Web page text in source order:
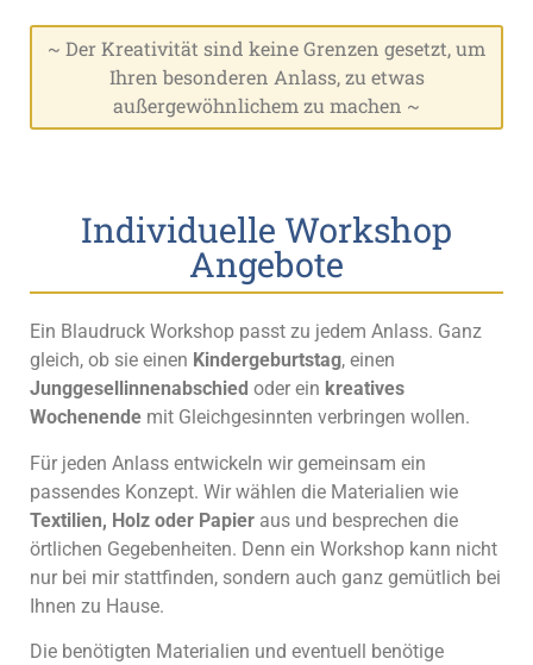
~ Der Kreativität sind keine Grenzen gesetzt, um
Ihren besonderen Anlass, zu etwas
außergewöhnlichem zu machen ~
Individuelle Workshop
Angebote
Ein Blaudruck Workshop passt zu jedem Anlass. Ganz
gleich, ob sie einen Kindergeburtstag, einen
Junggesellinnenabschied oder ein kreatives
Wochenende mit Gleichgesinnten verbringen wollen.
Für jeden Anlass entwickeln wir gemeinsam ein
passendes Konzept. Wir wählen die Materialien wie
Textilien, Holz oder Papier aus und besprechen die
örtlichen Gegebenheiten. Denn ein Workshop kann nicht
nur bei mir stattfinden, sondern auch ganz gemütlich bei
Ihnen zu Hause.
Die benötigten Materialien und eventuell benötige